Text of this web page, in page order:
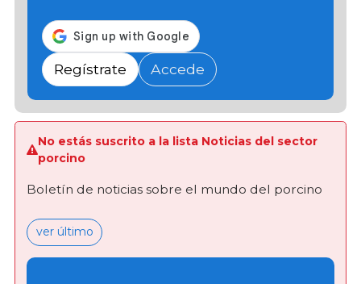
Regístrate Accede
No estás suscrito a la lista Noticias del sector
porcino
Boletín de noticias sobre el mundo del porcino
ver último